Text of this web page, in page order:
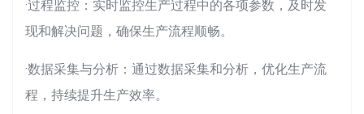
·过程监控：实时监控生产过程中的各项参数，及时发
现和解决问题，确保生产流程顺畅。
·数据采集与分析：通过数据采集和分析，优化生产流
程，持续提升生产效率。